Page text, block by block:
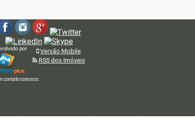
Versão Mobile
RSS dos Imóveis
conosco.